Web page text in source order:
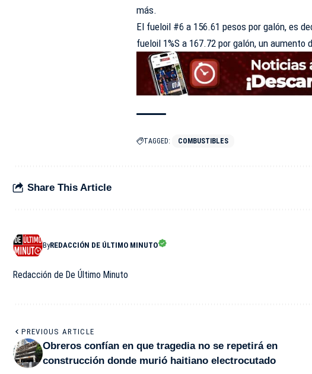
más.
El fueloil #6 a 156.61 pesos por galón, es
fueloil 1%S a 167.72 por galón, un aumento
TAGGED: COMBUSTIBLES
Share This Article
ByREDACCIÓN DE ÚLTIMO MINUTO
Redacción de De Último Minuto
PREVIOUS ARTICLE
Obreros confían en que tragedia no se repetirá en
construcción donde murió haitiano electrocutado